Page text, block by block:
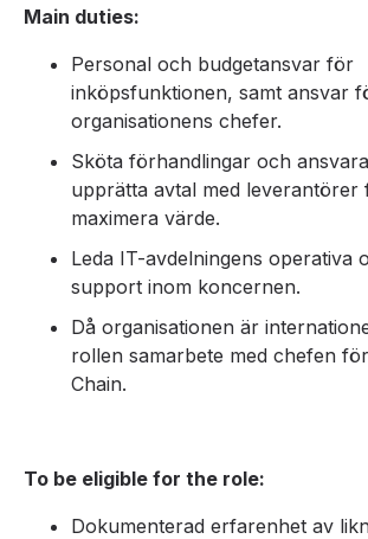
Main duties:
Personal och budgetansvar för
inköpsfunktionen, samt ansvar
organisationens chefer.
Sköta förhandlingar och
upprätta avtal med leverantörer
maximera värde.
Leda IT-avdelningens operativa
support inom koncernen.
Då organisationen är
rollen samarbete med chefen
Chain.
To be eligible for the role:
Dokumenterad erfarenhet av